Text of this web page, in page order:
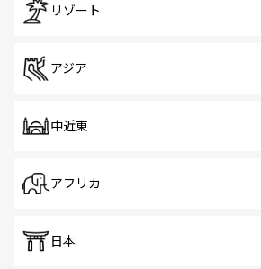
リゾート
アジア
中近東
アフリカ
日本